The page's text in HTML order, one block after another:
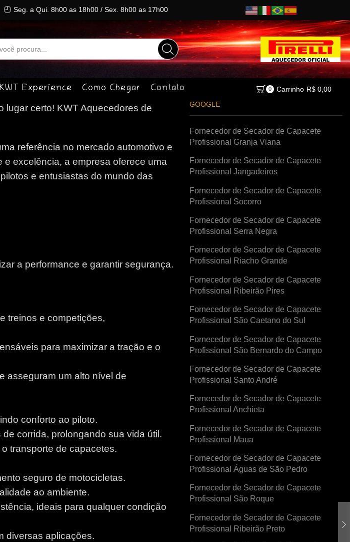
Seg. a Qui. 8h00 as 18h00 / Sex. 8h00 as 17h00
Search
input
KWT Experience Como Chegar Contato 0 Carrinho R$0,00
lugar certo! KWT Aquecedores de
referência no mercado automotivo e
excelência, a empresa oferece uma
e entusiastas do mundo das
a performance e garantir segurança.
treinos e competições,
para maximizar a tração e o
asseguram um alto nível de
conforto ao piloto.
corrida, prolongando sua vida útil.
transporte de capacetes.
seguro de motocicletas.
ao ambiente.
ideais para qualquer condição
diversas aplicações.
GOOGLE
Fornecedor de Secador de Capacete
Profissional Granja Viana
Fornecedor de Secador de Capacete
Profissional Jangadeiros
Fornecedor de Secador de Capacete
Profissional Socorro
Fornecedor de Secador de Capacete
Profissional Serra Negra
Fornecedor de Secador de Capacete
Profissional Riacho Grande
Fornecedor de Secador de Capacete
Profissional Ribeirão Pires
Fornecedor de Secador de Capacete
Profissional São Caetano do Sul
Fornecedor de Secador de Capacete
Profissional São Bernardo do Campo
Fornecedor de Secador de Capacete
Profissional Santo André
Fornecedor de Secador de Capacete
Profissional Anchieta
Fornecedor de Secador de Capacete
Profissional Maua
Fornecedor de Secador de Capacete
Profissional Águas de São Pedro
Fornecedor de Secador de Capacete
Profissional São Roque
Fornecedor de Secador de Capacete
Profissional Ribeirão Preto